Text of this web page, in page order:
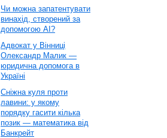
Чи можна запатентувати
винахід, створений за
допомогою AI?
Адвокат у Вінниці
Олександр Малик —
юридична допомога в
Україні
Сніжна куля проти
лавини: у якому
порядку гасити кілька
позик — математика від
Банкрейт